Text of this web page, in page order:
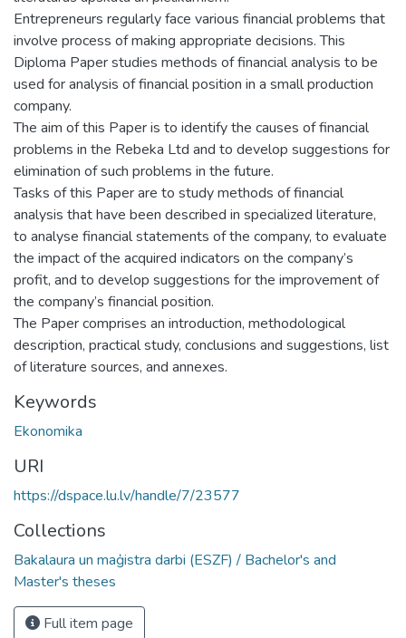
Entrepreneurs regularly face various financial problems that
involve process of making appropriate decisions. This
Diploma Paper studies methods of financial analysis to be
used for analysis of financial position in a small production
company.
The aim of this Paper is to identify the causes of financial
problems in the Rebeka Ltd and to develop suggestions for
elimination of such problems in the future.
Tasks of this Paper are to study methods of financial
analysis that have been described in specialized literature,
to analyse financial statements of the company, to evaluate
the impact of the acquired indicators on the company’s
profit, and to develop suggestions for the improvement of
the company’s financial position.
The Paper comprises an introduction, methodological
description, practical study, conclusions and suggestions, list
of literature sources, and annexes.
Keywords
Ekonomika
URI
https://dspace.lu.lv/handle/7/23577
Collections
Bakalaura un maģistra darbi (ESZF) / Bachelor's and
Master's theses
Full item page